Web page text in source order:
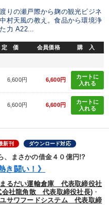
りの瀬戸際から麹の観光ビジネ
村天風の教え。食品から環境浄
力 A22...
定 価 会員価格 購 入
6,600円 6,600円
カートに
入れる
6,600円 6,600円
カートに
入れる
新刊 ダウンロード対応
、まさかの借金４０億円!?
き闘い！》
るだい運輸倉庫 代表取締役社
会社龍角散 代表取締役社長) ・
サワフードシステム 代表取締